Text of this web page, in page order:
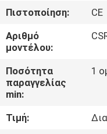
ΣΧΕΤΙΚΆ
ΜΕ
ΕΜΆΣ
ΓΎΡΟΣ
ΕΡΓΟΣΤΑΣΊΩΝ
Πιστοποίηση:
CE
Αριθμό
μοντέλου:
Ποσότητα
παραγγελίας
min:
1
Τιμή: